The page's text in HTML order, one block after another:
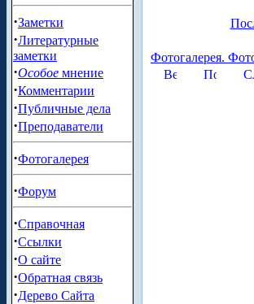
·Заметки
·Литературные
заметки
·Особое мнение
·Комментарии
·Публичные дела
·Преподаватели
·Фотогалерея
·Форум
·Справочная
·Ссылки
·О сайте
·Обратная связь
·Дерево Сайта
Фотогалерея.